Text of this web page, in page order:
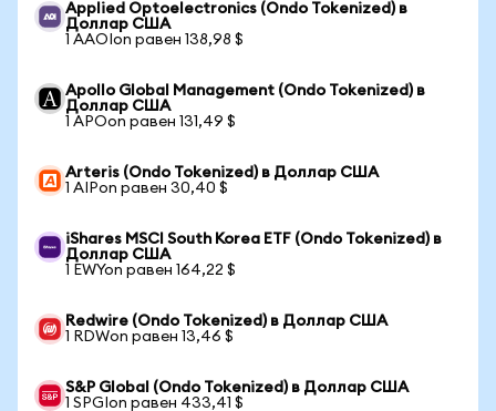
Applied Optoelectronics (Ondo Tokenized) в
Доллар США
1 AAOIon равен 138,98 $
Apollo Global Management (Ondo Tokenized) в
Доллар США
1 APOon равен 131,49 $
Arteris (Ondo Tokenized) в Доллар США
1 AIPon равен 30,40 $
iShares MSCI South Korea ETF (Ondo Tokenized) в
Доллар США
1 EWYon равен 164,22 $
Redwire (Ondo Tokenized) в Доллар США
1 RDWon равен 13,46 $
S&P Global (Ondo Tokenized) в Доллар США
1 SPGIon равен 433,41 $